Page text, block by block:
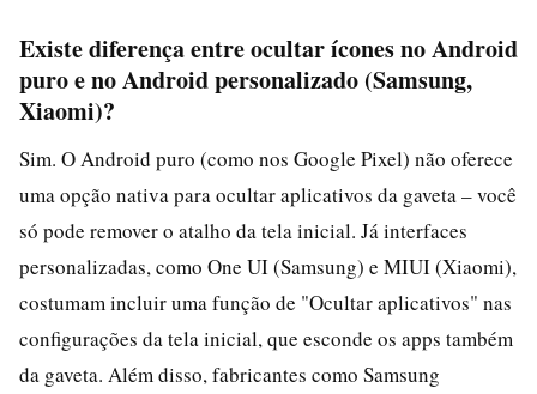
Existe diferença entre ocultar ícones no Android
puro e no Android personalizado (Samsung,
Xiaomi)?
Sim. O Android puro (como nos Google Pixel) não oferece
uma opção nativa para ocultar aplicativos da gaveta – você
só pode remover o atalho da tela inicial. Já interfaces
personalizadas, como One UI (Samsung) e MIUI (Xiaomi),
costumam incluir uma função de "Ocultar aplicativos" nas
configurações da tela inicial, que esconde os apps também
da gaveta. Além disso, fabricantes como Samsung